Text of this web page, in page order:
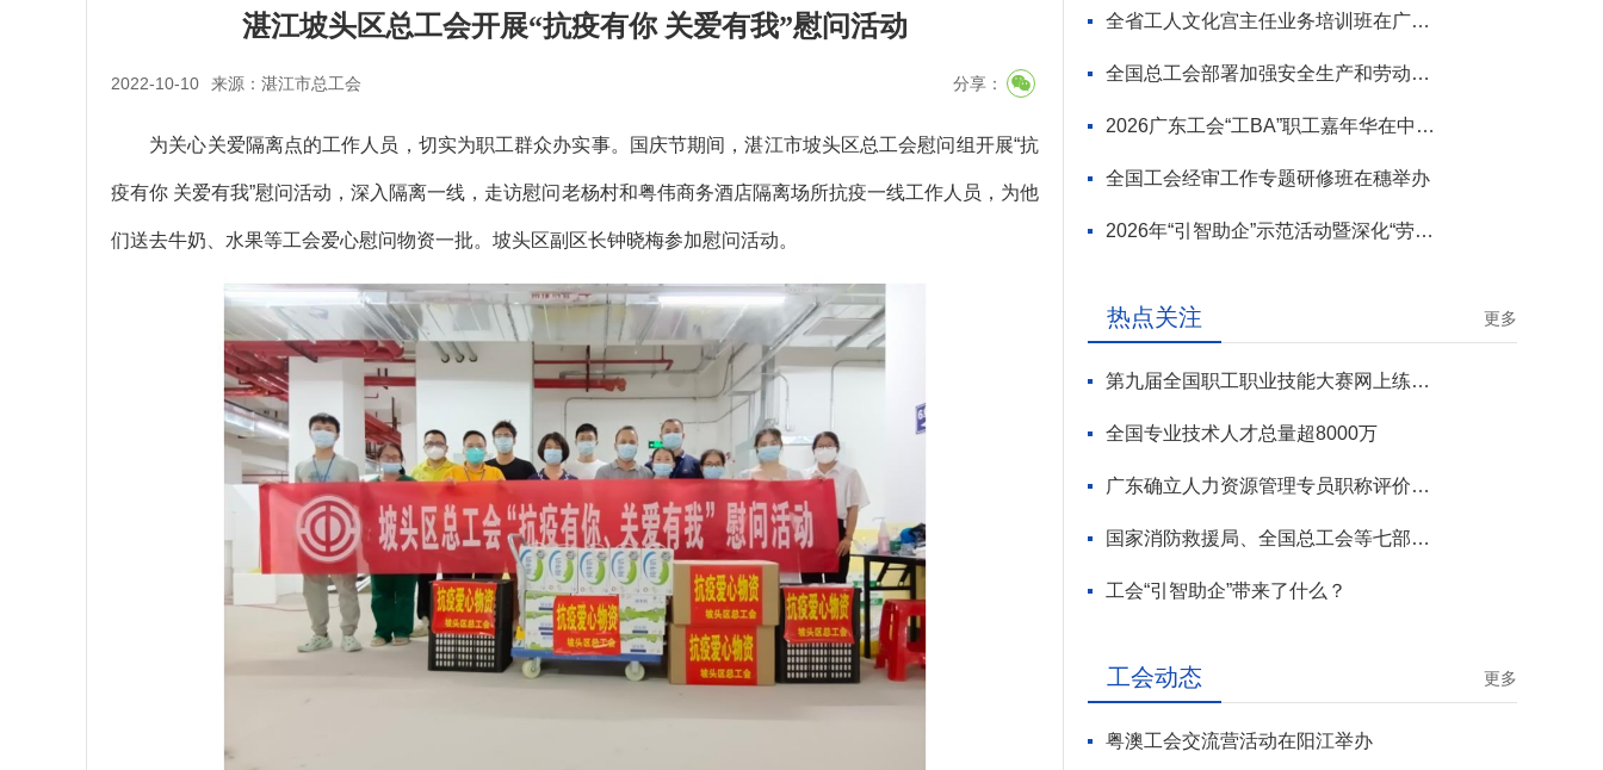
湛江坡头区总工会开展“抗疫有你 关爱有我”慰问活动
2022-10-10 来源：湛江市总工会 分享：
为关心关爱隔离点的工作人员，切实为职工群众办实事。国庆节期间，湛江市坡头区总工会慰问组开展“抗
疫有你 关爱有我”慰问活动，深入隔离一线，走访慰问老杨村和粤伟商务酒店隔离场所抗疫一线工作人员，为他
们送去牛奶、水果等工会爱心慰问物资一批。坡头区副区长钟晓梅参加慰问活动。
全省工人文化宫主任业务培训班在广州开班
全国总工会部署加强安全生产和劳动保护工作
2026广东工会“工BA”职工嘉年华在中山举行
全国工会经审工作专题研修班在穗举办
2026年“引智助企”示范活动暨深化“劳模工匠进万企”专项行动启动
热点关注 更多
第九届全国职工职业技能大赛网上练兵正式启动
全国专业技术人才总量超8000万
广东确立人力资源管理专员职称评价标准
国家消防救援局、全国总工会等七部门联合部署 开展全民消防安全素质提升行动
工会“引智助企”带来了什么？
工会动态 更多
粤澳工会交流营活动在阳江举办